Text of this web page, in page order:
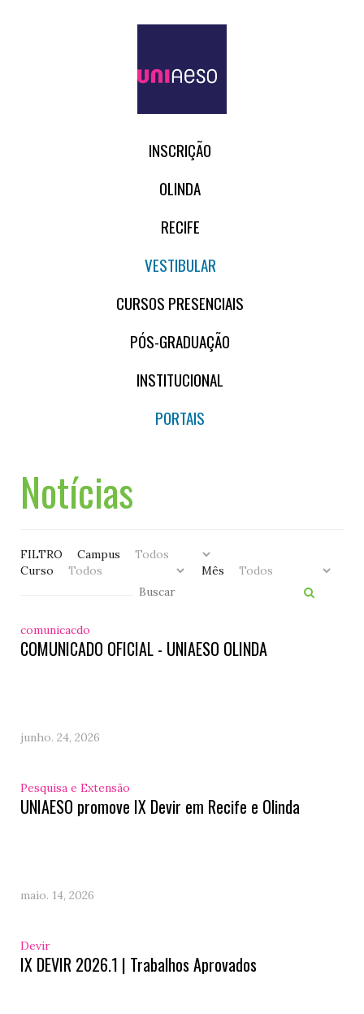
INSCRIÇÃO
OLINDA
RECIFE
VESTIBULAR
CURSOS PRESENCIAIS
PÓS-GRADUAÇÃO
INSTITUCIONAL
PORTAIS
Notícias
FILTRO
Campus
Curso
Mês
comunicacdo
COMUNICADO OFICIAL - UNIAESO OLINDA
junho. 24, 2026
Pesquisa e Extensão
UNIAESO promove IX Devir em Recife e Olinda
maio. 14, 2026
Devir
IX DEVIR 2026.1 | Trabalhos Aprovados